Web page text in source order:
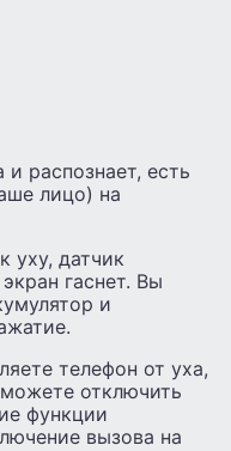
распознает, есть
лицо) на
уху, датчик
гаснет. Вы
и
телефон от уха,
отключить
функции
вызова на